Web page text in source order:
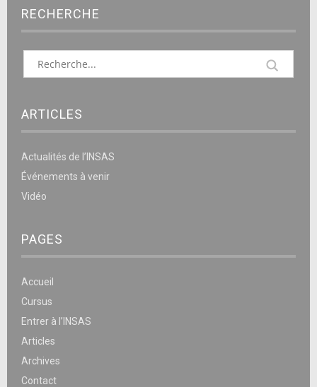
RECHERCHE
ARTICLES
Actualités de l’INSAS
Événements à venir
Vidéo
PAGES
Accueil
Cursus
Entrer à l’INSAS
Articles
Archives
Contact